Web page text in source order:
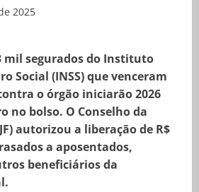
2025
mil segurados do Instituto
Social (INSS) que venceram
o órgão iniciarão 2026
no bolso. O Conselho da
autorizou a liberação de R$
a aposentados,
beneficiários da